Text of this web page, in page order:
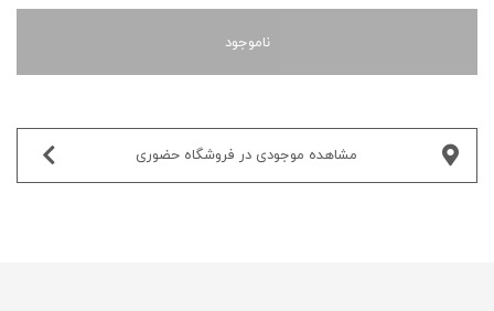
ناموجود
مشاهده موجودی در فروشگاه حضوری‌